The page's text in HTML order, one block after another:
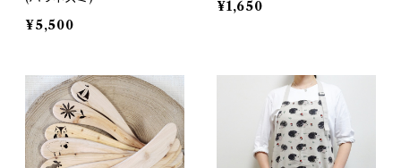
¥5,500
¥1,650